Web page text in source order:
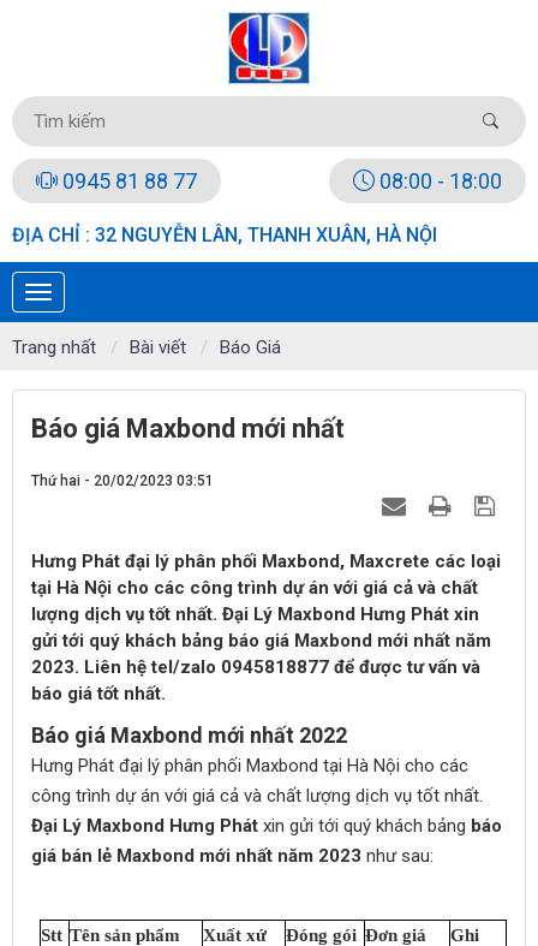
0945 81 88 77 08:00 - 18:00
ĐỊA CHỈ : 32 NGUYỄN LÂN, THANH XUÂN, HÀ NỘI
Trang nhất Bài viết Báo Giá
Báo giá Maxbond mới nhất
Thứ hai - 20/02/2023 03:51
Hưng Phát đại lý phân phối Maxbond, Maxcrete các loại
tại Hà Nội cho các công trình dự án với giá cả và chất
lượng dịch vụ tốt nhất. Đại Lý Maxbond Hưng Phát xin
gửi tới quý khách bảng báo giá Maxbond mới nhất năm
2023. Liên hệ tel/zalo 0945818877 để được tư vấn và
báo giá tốt nhất.
Báo giá Maxbond mới nhất 2022
Hưng Phát đại lý phân phối Maxbond tại Hà Nội cho các
công trình dự án với giá cả và chất lượng dịch vụ tốt nhất.
Đại Lý Maxbond Hưng Phát xin gửi tới quý khách bảng báo
giá bán lẻ Maxbond mới nhất năm 2023 như sau:
Stt Tên sản phẩm Xuất xứ Đóng gói Đơn giá
Ghi